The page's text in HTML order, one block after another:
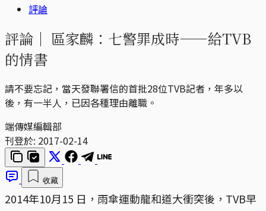
評論
評論｜ 區家麟：七警罪成時——給TVB
的情書
請不要忘記，當天發聯署信的首批28位TVB記者，年多以
後，有一半人，已因各種理由離職。
端傳媒編輯部
刊登於: 2017-02-14
收藏
2014年10月15 日，雨傘運動龍和道大衝突後，TVB早